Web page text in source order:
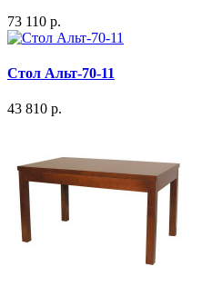
73 110 р.
Стол Альт-70-11
43 810 р.